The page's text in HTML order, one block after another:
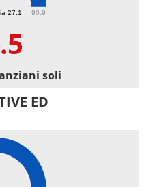
27.1 90.9
soli
ED